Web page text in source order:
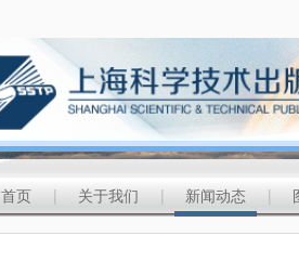
首页 | 关于我们 | 新闻动态 |